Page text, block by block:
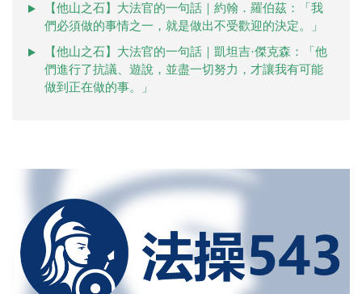
【他山之石】大法官的一句話｜約翰．羅伯茲：「我
們必須做的事情之一，就是做出不受歡迎的決定。」
【他山之石】大法官的一句話｜凱坦吉·傑克森：「他
們進行了抗議、遊說，並盡一切努力，才讓我有可能
做到正在做的事。」